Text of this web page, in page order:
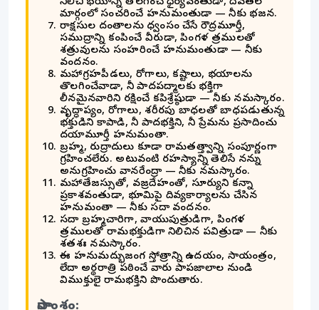
మార్గంలో సంచరించే హనుమంతుడా — నీకు భజన.
రాక్షసుల దంతాలను ధ్వంసం చేసే రౌద్రమూర్తీ,
సముద్రాన్ని కంపించే వీరుడా, పింగళ నేత్రములతో
శత్రువులను సంహరించే హనుమంతుడా — నీకు
వందనం.
మహాగ్రహపీడలు, రోగాలు, కష్టాలు, భయాలను
తొలగించేవాడా, నీ పాదపద్మాలకు భక్తిగా
లీనమైనవారిని రక్షించే కపిశ్రేష్ఠుడా — నీకు నమస్కారం.
వృద్ధాప్యం, రోగాలు, శరీరపు బాధలతో బాధపడుతున్న
భక్తుడిని కాపాడి, నీ పాదభక్తిని, నీ ప్రేమను ప్రసాదించు
దయామూర్తీ హనుమంతా.
బ్రహ్మ, రుద్రాదులు కూడా రామతత్త్వాన్ని సంపూర్ణంగా
గ్రహించలేరు. అటువంటి రహస్యాన్ని తెలిసే నన్ను
అనుగ్రహించు వానరేంద్రా — నీకు నమస్కారం.
మహాతేజస్సుతో, వజ్రదేహంతో, సూర్యుని కన్నా
ప్రకాశవంతుడా, భూమిపై దివ్యకార్యాలను చేసిన
హనుమంతా — నీకు సదా వందనం.
సదా బ్రహ్మచారిగా, వాయుపుత్రుడిగా, పింగళ
నేత్రములతో రామభక్తుడిగా నిలిచిన పవిత్రుడా — నీకు
శతశః నమస్కారం.
ఈ హనుమద్భుజంగ స్తోత్రాన్ని ఉదయం, సాయంత్రం,
లేదా అర్థరాత్రి పఠించే వారు పాపజాలాల నుండి
విముక్తులై రామభక్తిని పొందుతారు.